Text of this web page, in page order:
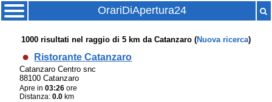
OrariDiApertura24
1000 risultati nel raggio di 5 km da Catanzaro (Nuova ricerca)
Ristorante Catanzaro
Catanzaro Centro snc
88100 Catanzaro
Apre in03:26 ore
Distanza:0.0 km